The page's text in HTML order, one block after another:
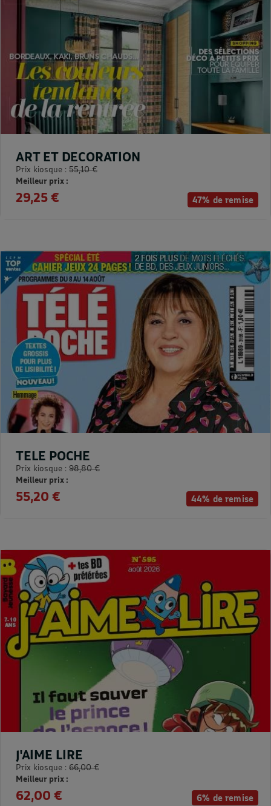
47% de remise
ART ET DECORATION
Prix kiosque : 55,10 €
Meilleur prix :
29,25 €
44% de remise
TELE POCHE
Prix kiosque : 98,80 €
Meilleur prix :
55,20 €
6% de remise
J'AIME LIRE
Prix kiosque : 66,00 €
Meilleur prix :
62,00 €